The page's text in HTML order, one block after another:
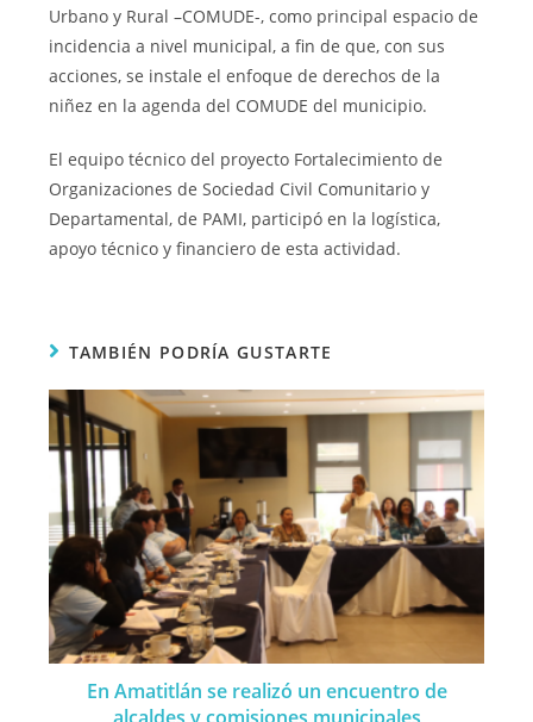
Urbano y Rural –COMUDE-, como principal espacio de
incidencia a nivel municipal, a fin de que, con sus
acciones, se instale el enfoque de derechos de la
niñez en la agenda del COMUDE del municipio.
El equipo técnico del proyecto Fortalecimiento de
Organizaciones de Sociedad Civil Comunitario y
Departamental, de PAMI, participó en la logística,
apoyo técnico y financiero de esta actividad.
TAMBIÉN PODRÍA GUSTARTE
En Amatitlán se realizó un encuentro de
alcaldes y comisiones municipales